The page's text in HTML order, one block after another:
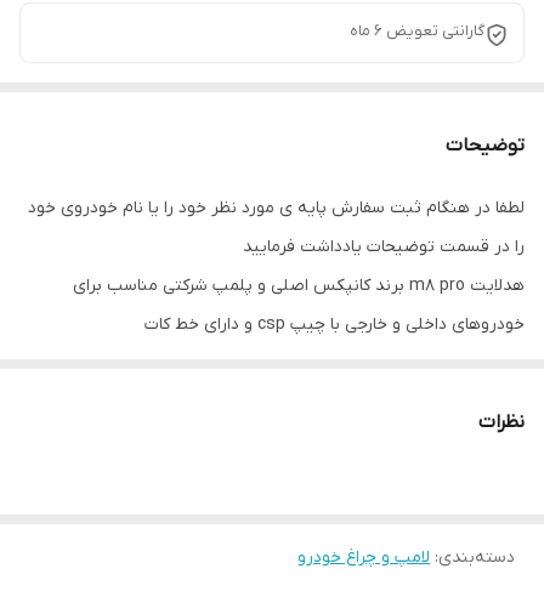
گارانتی تعویض 6 ماه
توضیحات
لطفا در هنگام ثبت سفارش پایه ی مورد نظر خود را یا نام خودروی خود
را در قسمت توضیحات یادداشت فرمایید
هدلایت m8 pro برند کانپکس اصلی و پلمپ شرکتی مناسب برای
خودروهای داخلی و خارجی با چیپ csp و دارای خط کات
نظرات
دسته‌بندی: لامپ و چراغ خودرو